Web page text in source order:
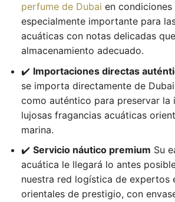
perfume de Dubai en condiciones
especialmente importante para
acuáticas con notas delicadas
almacenamiento adecuado.
✔️ Importaciones directas
se importa directamente de
como auténtico para preservar la
lujosas fragancias acuáticas
marina.
✔️ Servicio náutico premium Su
acuática le llegará lo antes
nuestra red logística de expertos
orientales de prestigio, con